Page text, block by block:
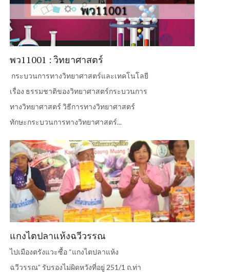
พว11001 : วิทยาศาสตร์
กระบวนการทางวิทยาศาสตร์และเทคโนโลยี
เรื่อง ธรรมชาติของวิทยาศาสตร์กระบวนการ
ทางวิทยาศาสตร์ วิธีการทางวิทยาศาสตร์
ทักษะกระบวนการทางวิทยาศาสตร์...
แกงไตปลาแห้งฉวีวรรณ
ไปเมืองตรังแวะซื้อ “แกงไตปลาแห้ง
ฉวีวรรณ” รับรองไม่ผิดหวังที่อยู่ 251/1 ถ.ท่า